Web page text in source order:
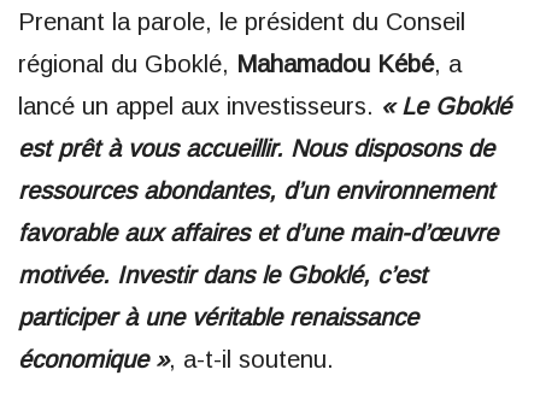
Prenant la parole, le président du Conseil
régional du Gboklé, Mahamadou Kébé, a
lancé un appel aux investisseurs. « Le Gboklé
est prêt à vous accueillir. Nous disposons de
ressources abondantes, d’un environnement
favorable aux affaires et d’une main-d’œuvre
motivée. Investir dans le Gboklé, c’est
participer à une véritable renaissance
économique », a-t-il soutenu.